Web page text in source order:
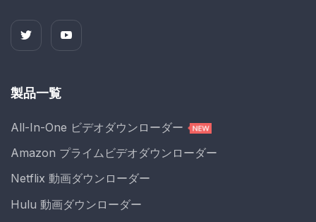
製品一覧
All-In-One ビデオダウンローダー
Amazon プライムビデオダウンローダー
Netflix 動画ダウンローダー
Hulu 動画ダウンローダー